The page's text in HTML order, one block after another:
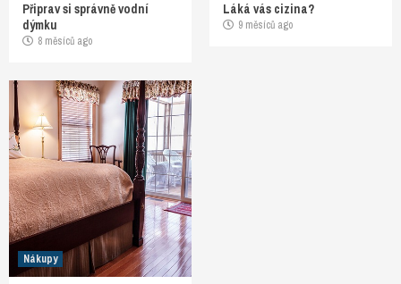
Připrav si správně vodní
dýmku
8 měsíců ago
Láká vás cizina?
9 měsíců ago
Nákupy